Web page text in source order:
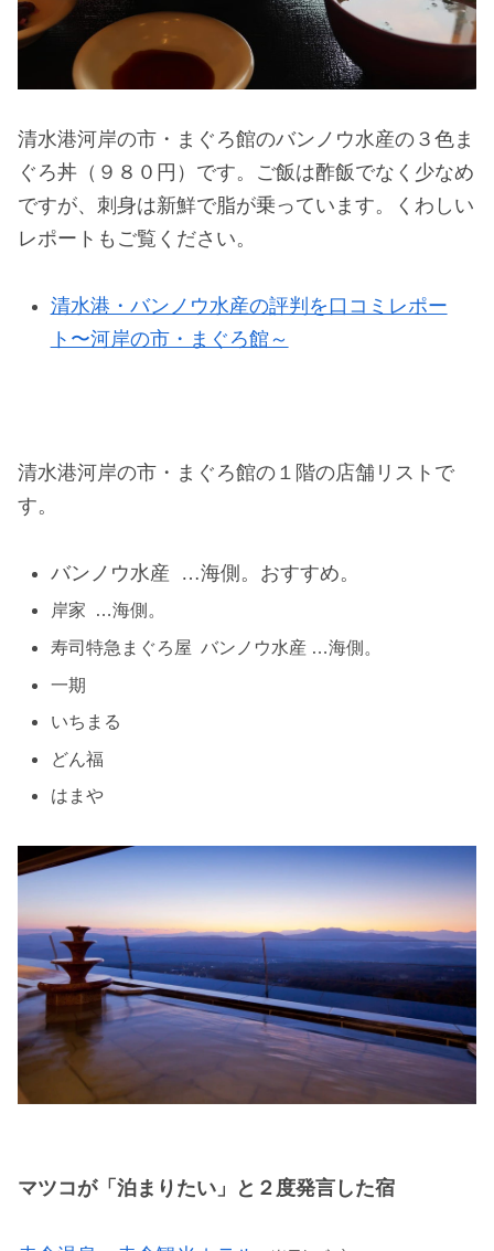
清水港河岸の市・まぐろ館のバンノウ水産の３色ま
ぐろ丼（９８０円）です。ご飯は酢飯でなく少なめ
ですが、刺身は新鮮で脂が乗っています。くわしい
レポートもご覧ください。
清水港・バンノウ水産の評判を口コミレポー
ト〜河岸の市・まぐろ館～
清水港河岸の市・まぐろ館の１階の店舗リストで
す。
バンノウ水産 …海側。おすすめ。
岸家 …海側。
寿司特急まぐろ屋 バンノウ水産 …海側。
一期
いちまる
どん福
はまや
マツコが「泊まりたい」と２度発言した宿